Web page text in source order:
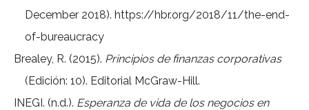
December 2018). https://hbr.org/2018/11/the-end-
of-bureaucracy
Brealey, R. (2015). Principios de finanzas corporativas
(Edición: 10). Editorial McGraw-Hill.
INEGI. (n.d.). Esperanza de vida de los negocios en